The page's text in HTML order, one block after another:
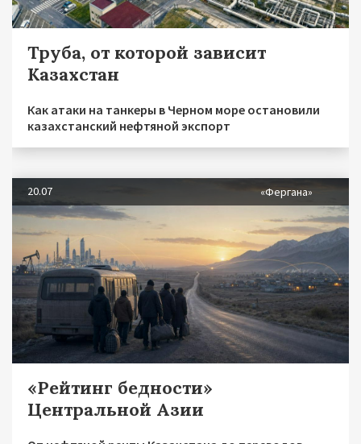
Труба, от которой зависит
Казахстан
Как атаки на танкеры в Черном море остановили
казахстанский нефтяной экспорт
20.07 «Фергана»
«Рейтинг бедности»
Центральной Азии